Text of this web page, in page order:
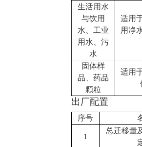
生活用水
与饮用
水、工业
用水、污
水
适用
用净
固体样
品、药品
颗粒
适用
出厂配置
序号
1
总迁移量